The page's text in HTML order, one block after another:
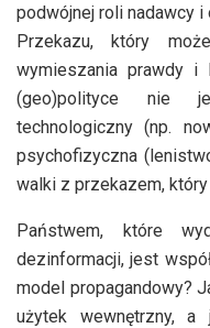
podwójnej roli nadawcy
Przekazu, który
wymieszania prawdy i
(geo)polityce nie
technologiczny (np.
psychofizyczna
walki z przekazem,
Państwem, które
dezinformacji, jest
model propagandowy?
użytek wewnętrzny,